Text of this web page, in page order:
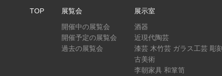
TOP
展覧会
開催中の展覧会
開催予定の展覧会
過去の展覧会
展示室
酒器
近現代陶芸
漆芸 木竹芸 ガラス工芸 彫
古美術
李朝家具 和箪笥